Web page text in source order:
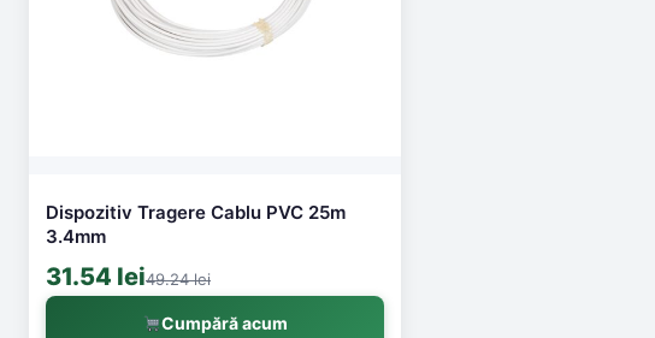
Dispozitiv Tragere Cablu PVC 25m
3.4mm
31.54 lei49.24 lei
Cumpără acum